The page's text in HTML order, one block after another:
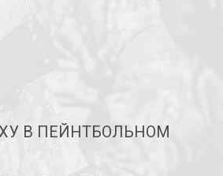
В ПЕЙНТБОЛЬНОМ